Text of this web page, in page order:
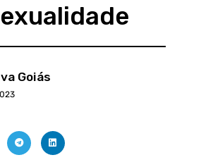
Goiás